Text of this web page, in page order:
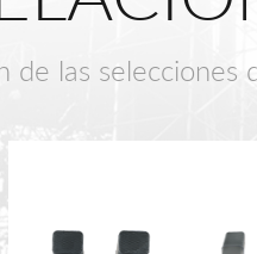
de las selecciones